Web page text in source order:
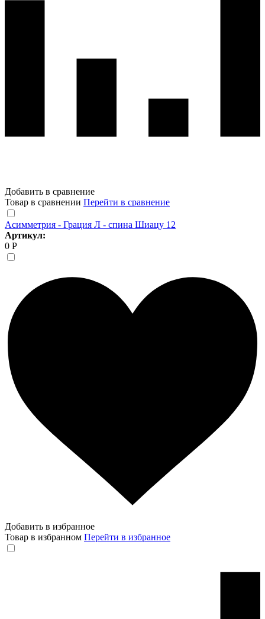
Добавить в сравнение
Товар в сравнении Перейти в сравнение
Асимметрия - Грация Л - спина Шиацу 12
Артикул:
0 Р
Добавить в избранное
Товар в избранном Перейти в избранное